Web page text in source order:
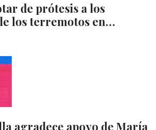
de prótesis a los
los terremotos en…
agradece apoyo de María